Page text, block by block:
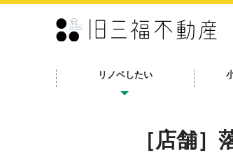
リノベしたい
［店舗